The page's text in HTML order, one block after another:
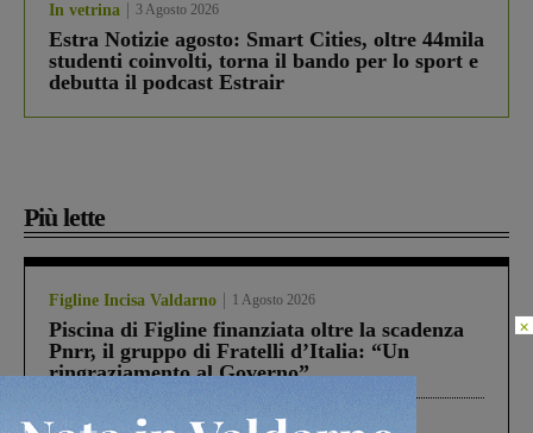
In vetrina 3 Agosto 2026
Estra Notizie agosto: Smart Cities, oltre 44mila
studenti coinvolti, torna il bando per lo sport e
debutta il podcast Estrair
Più lette
Figline Incisa Valdarno 1 Agosto 2026
Piscina di Figline finanziata oltre la scadenza
Pnrr, il gruppo di Fratelli d’Italia: “Un
ringraziamento al Governo”
Cronaca 4 Agosto 2026
×